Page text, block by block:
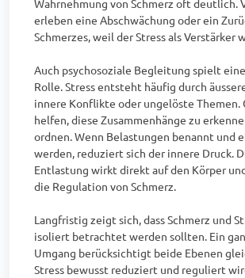
Wahrnehmung von Schmerz oft deutlich.
erleben eine Abschwächung oder ein
Schmerzes, weil der Stress als Verstärker
Auch psychosoziale Begleitung spielt
Rolle. Stress entsteht häufig durch
innere Konflikte oder ungelöste Themen.
helfen, diese Zusammenhänge zu
ordnen. Wenn Belastungen benannt und
werden, reduziert sich der innere Druck.
Entlastung wirkt direkt auf den Körper
die Regulation von Schmerz.
Langfristig zeigt sich, dass Schmerz und
isoliert betrachtet werden sollten. Ein
Umgang berücksichtigt beide Ebenen
Stress bewusst reduziert und reguliert